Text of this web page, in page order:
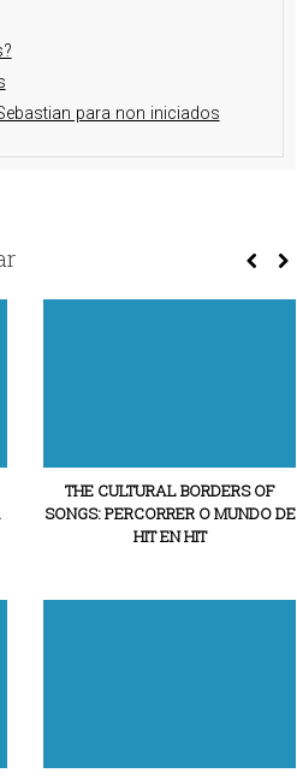
para non iniciados
THE CULTURAL BORDERS OF
SONGS: PERCORRER O MUNDO DE
HIT EN HIT